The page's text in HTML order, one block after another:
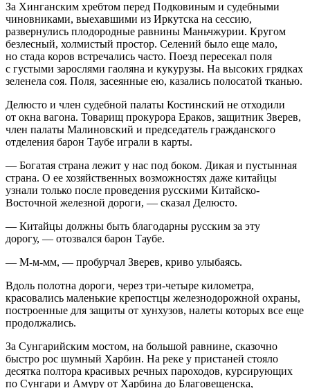
За Хинганским хребтом перед Подковиным и судебными
чиновниками, выехавшими из Иркутска на сессию,
развернулись плодородные равнины Маньчжурии. Кругом
безлесный, холмистый простор. Селений было еще мало,
но стада коров встречались часто. Поезд пересекал поля
с густыми зарослями гаоляна и кукурузы. На высоких грядках
зеленела соя. Поля, засеянные ею, казались полосатой тканью.
Делюсто и член судебной палаты Костинский не отходили
от окна вагона. Товарищ прокурора Ераков, защитник Зверев,
член палаты Малиновский и председатель гражданского
отделения барон Таубе играли в карты.
— Богатая страна лежит у нас под боком. Дикая и пустынная
страна. О ее хозяйственных возможностях даже китайцы
узнали только после проведения русскими Китайско-
Восточной железной дороги, — сказал Делюсто.
— Китайцы должны быть благодарны русским за эту
дорогу, — отозвался барон Таубе.
— М-м-мм, — пробурчал Зверев, криво улыбаясь.
Вдоль полотна дороги, через три-четыре километра,
красовались маленькие крепостцы железнодорожной охраны,
построенные для защиты от хунхузов, налеты которых все еще
продолжались.
За Сунгарийским мостом, на большой равнине, сказочно
быстро рос шумный Харбин. На реке у пристаней стояло
десятка полтора красивых речных пароходов, курсирующих
по Сунгари и Амуру от Харбина до Благовещенска,